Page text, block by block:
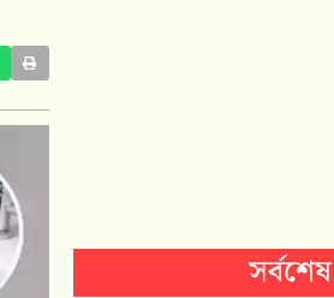
সর্বশেষ